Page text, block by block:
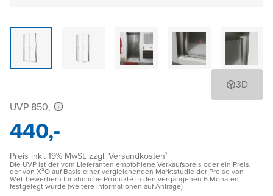
3D
UVP 850,-
440,-
Preis inkl. 19% MwSt. zzgl. Versandkosten¹
Die UVP ist der vom Lieferanten empfohlene Verkaufspreis oder ein Preis,
der von X²O auf Basis einer vergleichenden Marktstudie der Preise von
Wettbewerbern für ähnliche Produkte in den vergangenen 6 Monaten
festgelegt wurde (weitere Informationen auf Anfrage)